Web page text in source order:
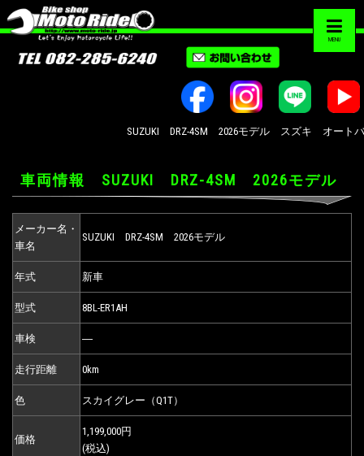
MENU
SUZUKI DRZ-4SM 2026モデル スズキ オートバイ
車両情報 SUZUKI DRZ-4SM 2026モデル
メーカー名・
車名
SUZUKI DRZ-4SM 2026モデル
年式 新車
型式 8BL-ER1AH
車検 ―
走行距離 0km
色 スカイグレー（Q1T）
価格
1,199,000円
(税込)